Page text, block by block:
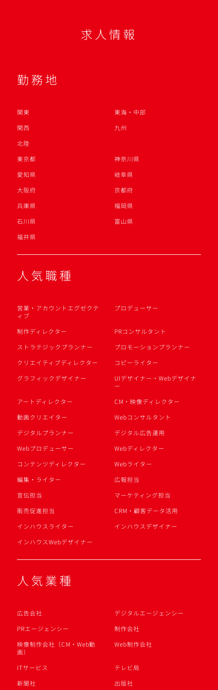
求人情報
勤務地
関東
東海・中部
関西
九州
北陸
東京都
神奈川県
愛知県
岐阜県
大阪府
京都府
兵庫県
福岡県
石川県
富山県
福井県
人気職種
営業・アカウントエグゼクテ
ィブ
プロデューサー
制作ディレクター
PRコンサルタント
ストラテジックプランナー
プロモーションプランナー
クリエイティブディレクター
コピーライター
グラフィックデザイナー
UIデザイナー・Webデザイナ
ー
アートディレクター
CM・映像ディレクター
動画クリエイター
Webコンサルタント
デジタルプランナー
デジタル広告運用
Webプロデューサー
Webディレクター
コンテンツディレクター
Webライター
編集・ライター
広報担当
宣伝担当
マーケティング担当
販売促進担当
CRM・顧客データ活用
インハウスライター
インハウスデザイナー
インハウスWebデザイナー
人気業種
広告会社
デジタルエージェンシー
PRエージェンシー
制作会社
映像制作会社（CM・Web動
画）
Web制作会社
ITサービス
テレビ局
新聞社
出版社